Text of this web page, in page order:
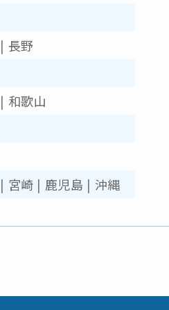
| 長野
| 和歌山
| 宮崎 | 鹿児島 | 沖縄